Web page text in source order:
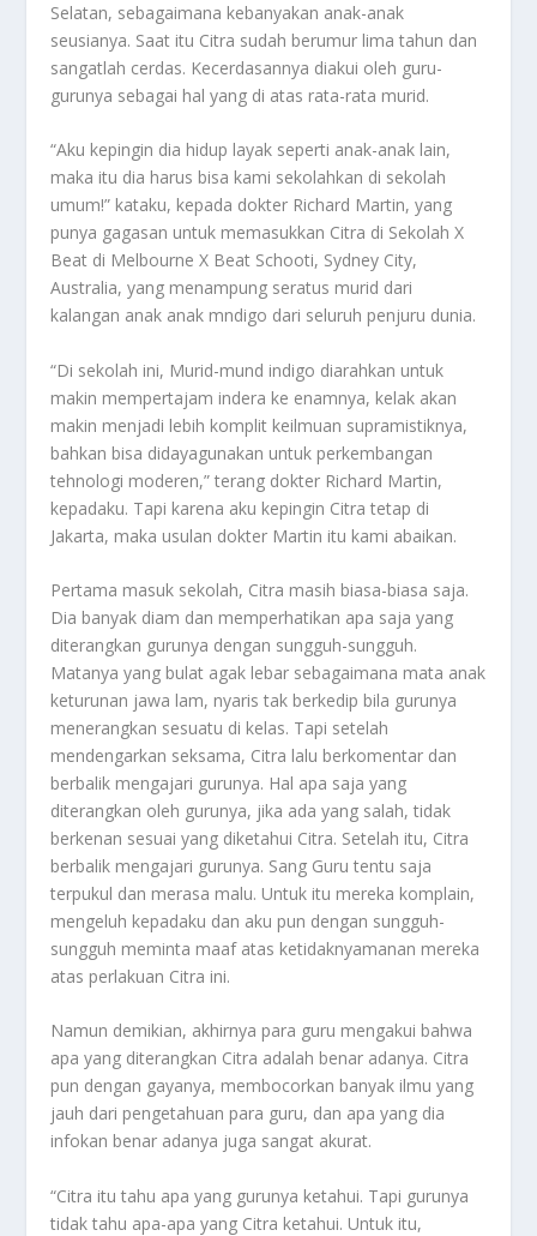
Selatan, sebagaimana kebanyakan anak-anak
seusianya. Saat itu Citra sudah berumur lima tahun dan
sangatlah cerdas. Kecerdasannya diakui oleh guru-
gurunya sebagai hal yang di atas rata-rata murid.
“Aku kepingin dia hidup layak seperti anak-anak lain,
maka itu dia harus bisa kami sekolahkan di sekolah
umum!” kataku, kepada dokter Richard Martin, yang
punya gagasan untuk memasukkan Citra di Sekolah X
Beat di Melbourne X Beat Schooti, Sydney City,
Australia, yang menampung seratus murid dari
kalangan anak anak mndigo dari seluruh penjuru dunia.
“Di sekolah ini, Murid-mund indigo diarahkan untuk
makin mempertajam indera ke enamnya, kelak akan
makin menjadi lebih komplit keilmuan supramistiknya,
bahkan bisa didayagunakan untuk perkembangan
tehnologi moderen,” terang dokter Richard Martin,
kepadaku. Tapi karena aku kepingin Citra tetap di
Jakarta, maka usulan dokter Martin itu kami abaikan.
Pertama masuk sekolah, Citra masih biasa-biasa saja.
Dia banyak diam dan memperhatikan apa saja yang
diterangkan gurunya dengan sungguh-sungguh.
Matanya yang bulat agak lebar sebagaimana mata anak
keturunan jawa lam, nyaris tak berkedip bila gurunya
menerangkan sesuatu di kelas. Tapi setelah
mendengarkan seksama, Citra lalu berkomentar dan
berbalik mengajari gurunya. Hal apa saja yang
diterangkan oleh gurunya, jika ada yang salah, tidak
berkenan sesuai yang diketahui Citra. Setelah itu, Citra
berbalik mengajari gurunya. Sang Guru tentu saja
terpukul dan merasa malu. Untuk itu mereka komplain,
mengeluh kepadaku dan aku pun dengan sungguh-
sungguh meminta maaf atas ketidaknyamanan mereka
atas perlakuan Citra ini.
Namun demikian, akhirnya para guru mengakui bahwa
apa yang diterangkan Citra adalah benar adanya. Citra
pun dengan gayanya, membocorkan banyak ilmu yang
jauh dari pengetahuan para guru, dan apa yang dia
infokan benar adanya juga sangat akurat.
“Citra itu tahu apa yang gurunya ketahui. Tapi gurunya
tidak tahu apa-apa yang Citra ketahui. Untuk itu,